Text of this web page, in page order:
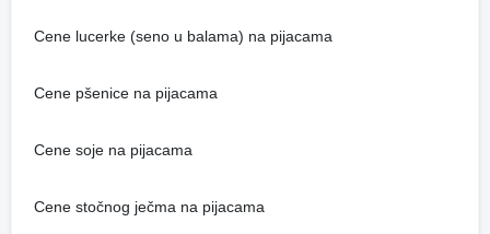
Cene lucerke (seno u balama) na pijacama
Cene pšenice na pijacama
Cene soje na pijacama
Cene stočnog ječma na pijacama